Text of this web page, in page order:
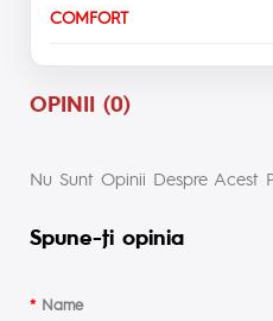
COMFORT
OPINII (0)
Nu Sunt Opinii Despre Acest
Spune-ţi opinia
Name